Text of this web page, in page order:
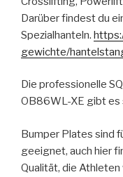
Darüber findest du
Spezialhanteln.
gewichte/
Die professionelle
OB86WL-XE gibt es
Bumper Plates sind
geeignet, auch hier
Qualität, die Athleten